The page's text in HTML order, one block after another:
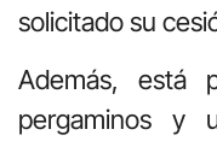
solicitado su
Además, está
pergaminos y